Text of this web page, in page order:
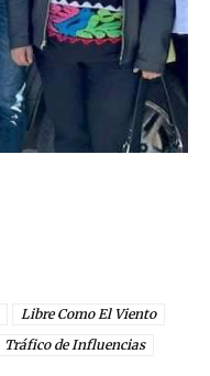
Libre Como El Viento
Tráfico de Influencias